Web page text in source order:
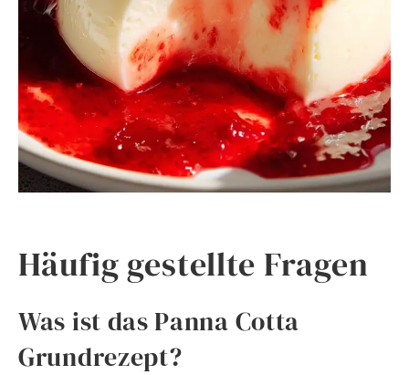
Häufig gestellte Fragen
Was ist das Panna Cotta
Grundrezept?